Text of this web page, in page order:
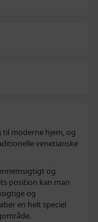
til moderne hjem, og
venetianske
og
position kan man
og
en helt speciel